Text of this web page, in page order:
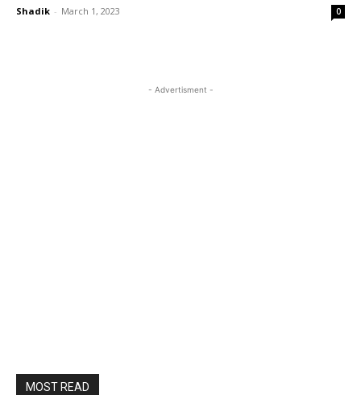
Shadik - March 1, 2023 0
- Advertisment -
MOST READ